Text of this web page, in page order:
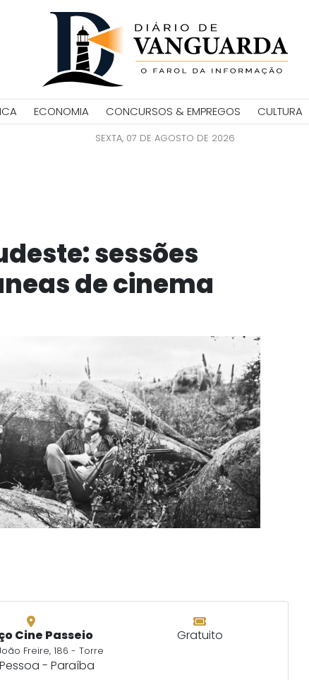
ECONOMIA CONCURSOS & EMPREGOS CULTURA
SEXTA, 07 DE AGOSTO DE 2026
sessões
de cinema
Cine Passeio
Freire, 186 - Torre
- Paraíba
Gratuito